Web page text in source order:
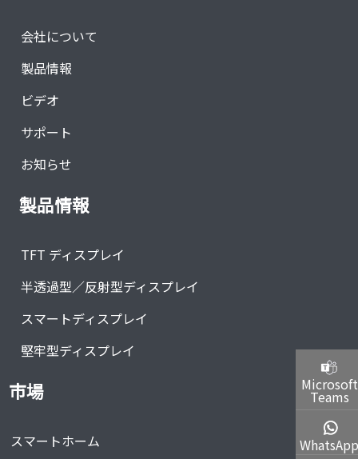
会社について
製品情報
ビデオ
サポート
お知らせ
製品情報
TFT ディスプレイ
半透過型／反射型ディスプレイ
スマートディスプレイ
堅牢型ディスプレイ
市場
スマートホーム
Microsoft
Teams
WhatsApp